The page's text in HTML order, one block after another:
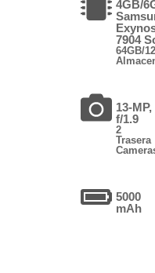
4GB/
7904
64GB/
13-MP,
f/1.9
2
Trasera
5000
mAh